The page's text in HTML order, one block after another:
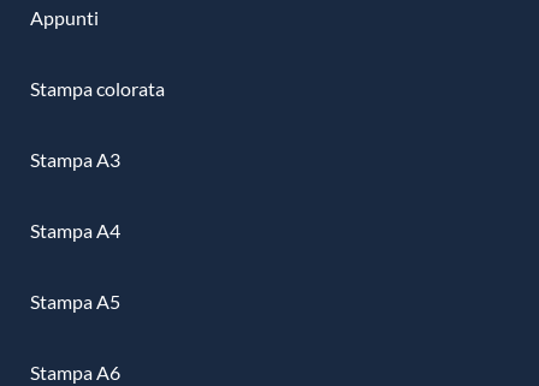
Appunti
Stampa colorata
Stampa A3
Stampa A4
Stampa A5
Stampa A6